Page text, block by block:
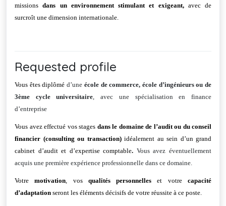
missionsdans un environnement stimulant et exigeant, avec de
surcroît une dimension internationale.
Requested profile
Vous êtes diplôméd’une école de commerce, école d’ingénieurs ou de
3ème cycle universitaire, avec une spécialisation en finance
d’entreprise
Vous avez effectué vos stages dans le domaine de l’audit ou du conseil
financier (consulting ou transaction)idéalement au sein d’un grand
cabinet d’audit et d’expertise comptable. Vous avez éventuellement
acquis une première expérience professionnelle dans ce domaine.
Votremotivation, vos qualités personnelles et votrecapacité
d’adaptation seront les éléments décisifs de votre réussite à ce poste.